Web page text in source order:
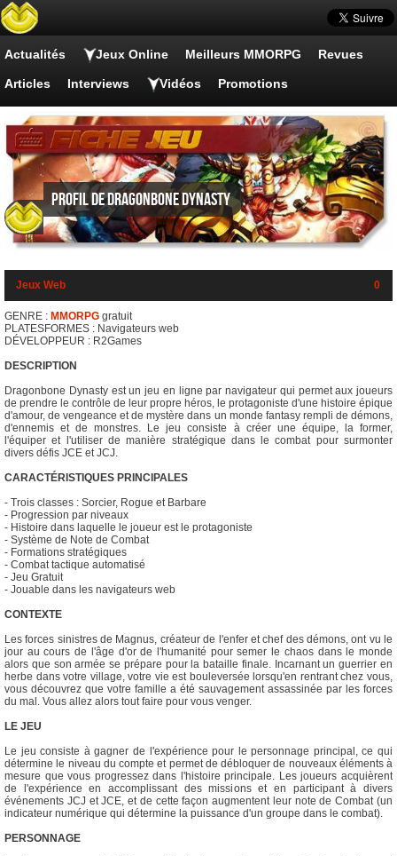
Actualités Jeux Online Meilleurs MMORPG Revues
Articles Interviews Vidéos Promotions
Profil de Dragonbone Dynasty
Jeux Web 0
GENRE : MMORPG gratuit
PLATESFORMES : Navigateurs web
DÉVELOPPEUR : R2Games
DESCRIPTION
Dragonbone Dynasty est un jeu en ligne par navigateur qui permet aux joueurs
de prendre le contrôle de leur propre héros, le protagoniste d'une histoire épique
d'amour, de vengeance et de mystère dans un monde fantasy rempli de démons,
d'ennemis et de monstres. Le jeu consiste à créer une équipe, la former,
l'équiper et l'utiliser de manière stratégique dans le combat pour surmonter
divers défis JCE et JCJ.
CARACTÉRISTIQUES PRINCIPALES
- Trois classes : Sorcier, Rogue et Barbare
- Progression par niveaux
- Histoire dans laquelle le joueur est le protagoniste
- Système de Note de Combat
- Formations stratégiques
- Combat tactique automatisé
- Jeu Gratuit
- Jouable dans les navigateurs web
CONTEXTE
Les forces sinistres de Magnus, créateur de l'enfer et chef des démons, ont vu le
jour au cours de l'âge d'or de l'humanité pour semer le chaos dans le monde
alors que son armée se prépare pour la bataille finale. Incarnant un guerrier en
herbe dans votre village, votre vie est bouleversée lorsqu'en rentrant chez vous,
vous découvrez que votre famille a été sauvagement assassinée par les forces
du mal. Vous allez alors tout faire pour vous venger.
LE JEU
Le jeu consiste à gagner de l'expérience pour le personnage principal, ce qui
détermine le niveau du compte et permet de débloquer de nouveaux éléments à
mesure que vous progressez dans l'histoire principale. Les joueurs acquièrent
de l'expérience en accomplissant des missions et en participant à divers
événements JCJ et JCE, et de cette façon augmentent leur note de Combat (un
indicateur numérique qui détermine la puissance d'un groupe dans le combat).
PERSONNAGE